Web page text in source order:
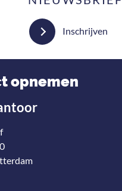
Inschrijven
opnemen